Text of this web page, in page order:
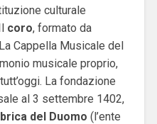
culturale
coro, formato da
Cappella Musicale del
musicale proprio,
La fondazione
al 3 settembre 1402,
del Duomo (l’ente